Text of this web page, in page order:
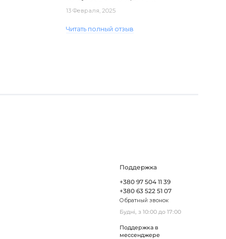
13 Февраля, 2025
Читать полный отзыв
Поддержка
+380 97 504 11 39
+380 63 522 51 07
Обратный звонок
Будні, з 10:00 до 17:00
Поддержка в
мессенджере